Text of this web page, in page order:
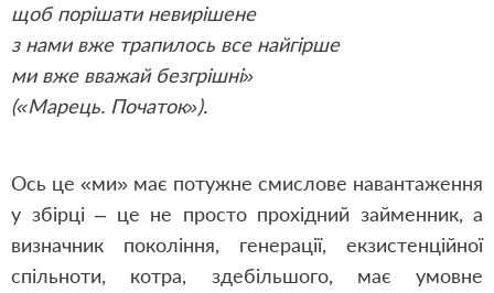
щоб порішати невирішене
з нами вже трапилось все найгірше
ми вже вважай безгрішні»
(«Марець. Початок»).
Ось це «ми» має потужне смислове навантаження
у збірці – це не просто прохідний займенник, а
визначник покоління, генерації, екзистенційної
спільноти, котра, здебільшого, має умовне